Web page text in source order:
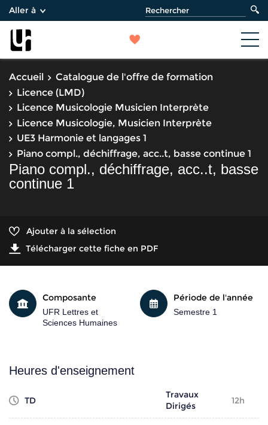
Aller à
Accueil
Catalogue de l'offre de formation
Licence (LMD)
Licence Musicologie Musicien Interprète
Licence Musicologie, Musicien Interprète
UE3 Harmonie et langages 1
Piano compl., déchiffrage, acc..t, basse continue 1
Piano compl., déchiffrage, acc..t, basse
continue 1
Ajouter à la sélection
Télécharger cette fiche en PDF
Composante
UFR Lettres et
Sciences Humaines
Période de l'année
Semestre 1
Heures d'enseignement
TD
Travaux
Dirigés
12h